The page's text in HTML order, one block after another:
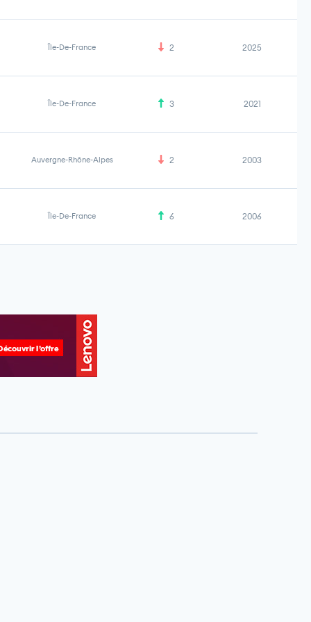
Île-De-France 2 2025
Île-De-France 3 2021
Auvergne-Rhône-Alpes 2 2003
Île-De-France 6 2006